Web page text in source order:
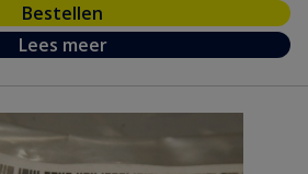
Bestellen
Lees meer